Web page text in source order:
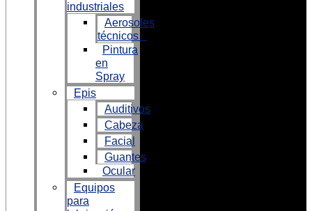
industriales
Aerosoles
técnicos
Pintura
en
Spray
Epis
Auditivos
Cabeza
Facial
Guantes
Ocular
Equipos
para